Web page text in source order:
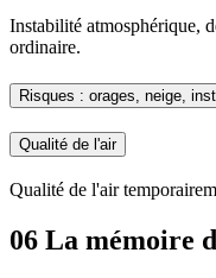
Instabilité atmosphérique,
ordinaire.
Risques : orages, neige,
Qualité de l'air
Qualité de l'air
06 La mémoire